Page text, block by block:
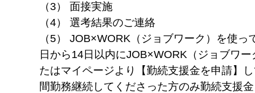
（3） 面接実施
（4） 選考結果のご連絡
（5） JOB×WORK（ジョブワーク）を使っ
日から14日以内にJOB×WORK（ジョブワー
たはマイページより【勤続支援金を申請】
間勤務継続してくださった方のみ勤続支援